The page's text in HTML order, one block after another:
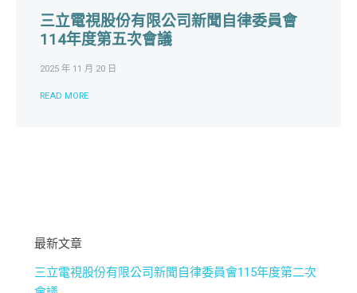
三立電視股份有限公司新聞自律委員會
114年度第五次會議
2025 年 11 月 20 日
READ MORE
最新文章
三立電視股份有限公司新聞自律委員會115年度第二次